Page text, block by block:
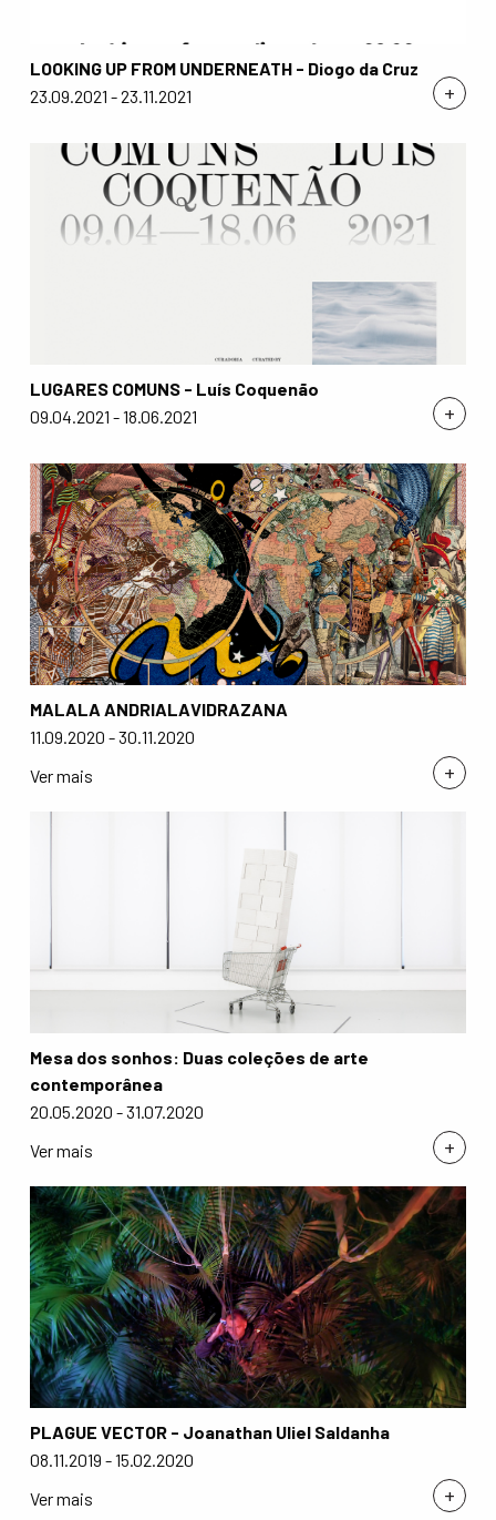
+
LOOKING UP FROM UNDERNEATH - Diogo da Cruz
23.09.2021 - 23.11.2021
+
LUGARES COMUNS - Luís Coquenão
09.04.2021 - 18.06.2021
+
MALALA ANDRIALAVIDRAZANA
11.09.2020 - 30.11.2020
Ver mais
+
Mesa dos sonhos: Duas coleções de arte
contemporânea
20.05.2020 - 31.07.2020
Ver mais
+
PLAGUE VECTOR - Joanathan Uliel Saldanha
08.11.2019 - 15.02.2020
Ver mais